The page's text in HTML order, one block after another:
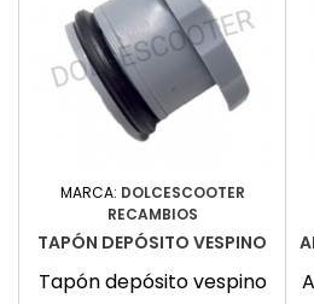
MARCA: DOLCESCOOTER
RECAMBIOS
TAPÓN DEPÓSITO VESPINO
Tapón depósito vespino